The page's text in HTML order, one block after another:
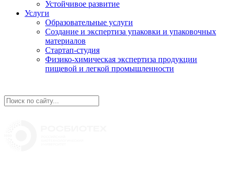
Устойчивое развитие
Услуги
Образовательные услуги
Создание и экспертиза упаковки и упаковочных
материалов
Стартап-студия
Физико-химическая экспертиза продукции
пищевой и легкой промышленности